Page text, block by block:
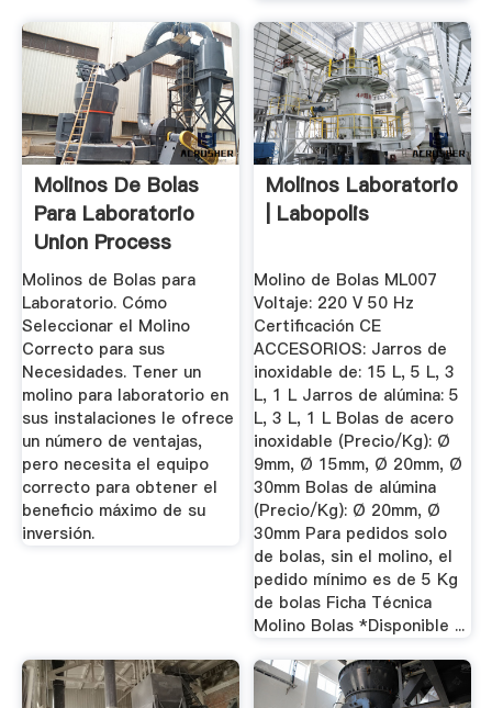
Molinos De Bolas
Para Laboratorio
Union Process
Molinos de Bolas para
Laboratorio. Cómo
Seleccionar el Molino
Correcto para sus
Necesidades. Tener un
molino para laboratorio en
sus instalaciones le ofrece
un número de ventajas,
pero necesita el equipo
correcto para obtener el
beneficio máximo de su
inversión.
Molinos Laboratorio
| Labopolis
Molino de Bolas ML007
Voltaje: 220 V 50 Hz
Certificación CE
ACCESORIOS: Jarros de
inoxidable de: 15 L, 5 L, 3
L, 1 L Jarros de alúmina: 5
L, 3 L, 1 L Bolas de acero
inoxidable (Precio/Kg): Ø
9mm, Ø 15mm, Ø 20mm, Ø
30mm Bolas de alúmina
(Precio/Kg): Ø 20mm, Ø
30mm Para pedidos solo
de bolas, sin el molino, el
pedido mínimo es de 5 Kg
de bolas Ficha Técnica
Molino Bolas *Disponible ...